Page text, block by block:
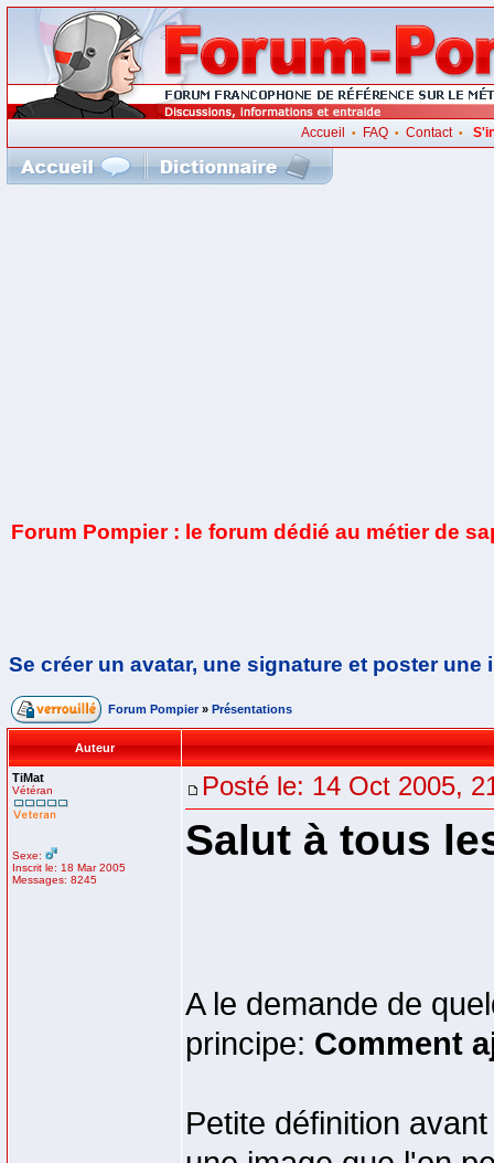
Accueil • FAQ •Contact•
Forum Pompier : le forum dédié au métier de
Se créer un avatar, une signature et poster une
Forum Pompier » Présentations
Auteur
TiMat
Vétéran
Sexe:
Inscrit le: 18 Mar 2005
Messages: 8245
Posté le: 14 Oct 2005,
Salut à tous
A le demande de
principe: Comment
Petite définition